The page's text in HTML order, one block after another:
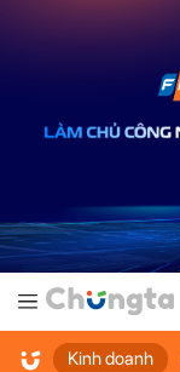
Kinh doanh